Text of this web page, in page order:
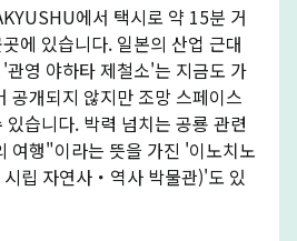
에서 택시로 약 15분 거
에 있습니다. 일본의 산업 근대
영 야하타 제철소'는 지금도 가
공개되지 않지만 조망 스페이스
습니다. 박력 넘치는 공룡 관련
여행"이라는 뜻을 가진 '이노치노
립 자연사・역사 박물관)'도 있